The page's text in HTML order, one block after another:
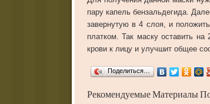
пару капель бензальдегида.
завернутую в 4 слоя, и
платком. Так маску оставить
крови к лицу и улучшит общее
Поделиться…
Рекомендуемые Материалы